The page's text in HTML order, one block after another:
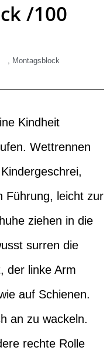
/100
, Montagsblock
Kindheit
Wettrennen
Führung, leicht zur
ziehen in die
surren die
der linke Arm
auf Schienen.
an zu wackeln.
rechte Rolle